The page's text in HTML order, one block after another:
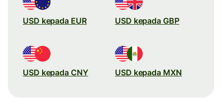
USD kepada EUR USD kepada GBP
USD kepada CNY USD kepada MXN